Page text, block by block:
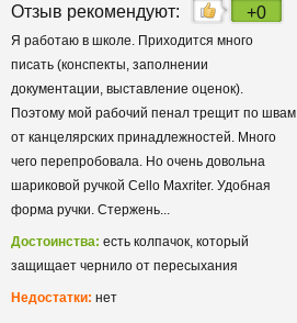
Отзыв рекомендуют: +0
Я работаю в школе. Приходится много
писать (конспекты, заполнении
документации, выставление оценок).
Поэтому мой рабочий пенал трещит по швам
от канцелярских принадлежностей. Много
чего перепробовала. Но очень довольна
шариковой ручкой Cello Maxriter. Удобная
форма ручки. Стержень...
Достоинства: есть колпачок, который
защищает чернило от пересыхания
Недостатки: нет